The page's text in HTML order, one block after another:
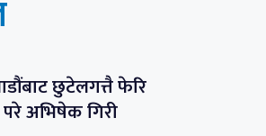
छुटेलगत्तै फेरि
परे अभिषेक गिरी